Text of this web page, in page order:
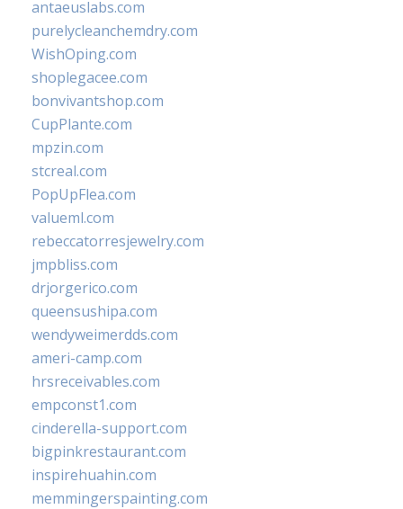
antaeuslabs.com
purelycleanchemdry.com
WishOping.com
shoplegacee.com
bonvivantshop.com
CupPlante.com
mpzin.com
stcreal.com
PopUpFlea.com
valueml.com
rebeccatorresjewelry.com
jmpbliss.com
drjorgerico.com
queensushipa.com
wendyweimerdds.com
ameri-camp.com
hrsreceivables.com
empconst1.com
cinderella-support.com
bigpinkrestaurant.com
inspirehuahin.com
memmingerspainting.com